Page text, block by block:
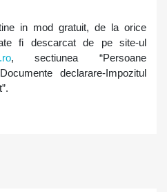
in mod gratuit, de la orice
fi descarcat de pe site-ul
, sectiunea“Persoane
declarare-Impozitul